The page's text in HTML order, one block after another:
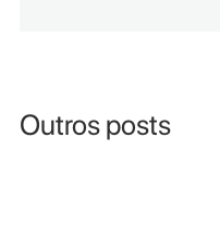
Outros posts